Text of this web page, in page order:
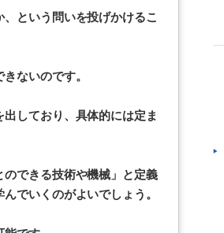
という問いを投げかけるこ
ないのです。
しており、具体的には定ま
できる技術や機械」と定義
でいくのがよいでしょう。